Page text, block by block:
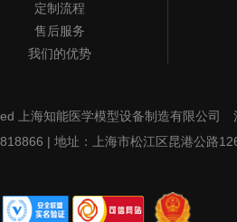
定制流程
售后服务
我们的优势
上海知能医学模型设备制造有限公司
| 地址：上海市松江区昆港公路